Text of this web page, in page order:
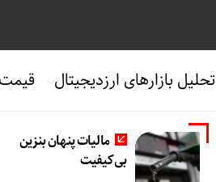
تحلیل بازارهای ارزدیجیتال
مالیات پنهان بنزین
بی‌کیفیت